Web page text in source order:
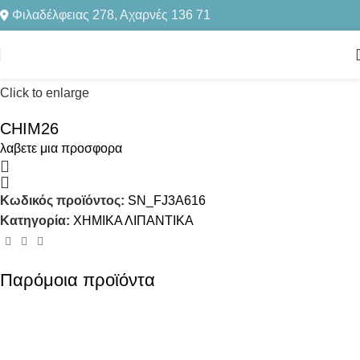
Φιλαδέλφειας 278, Αχαρνές 136 71
Αρχική σελίδα ΧΗΜΙΚΑ ΛΙΠΑΝΤΙΚΑ
Click to enlarge
CHIM26
λαβετε μια προσφορα
Κωδικός προϊόντος: SN_FJ3A616
Κατηγορία: ΧΗΜΙΚΑ ΛΙΠΑΝΤΙΚΑ
Παρόμοια προϊόντα